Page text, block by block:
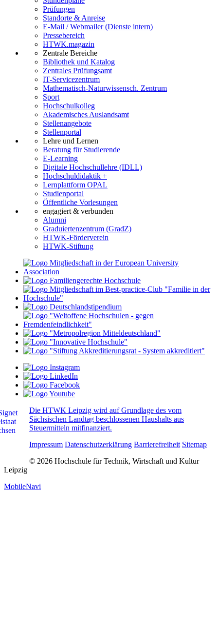
Prüfungen
Standorte & Anreise
E-Mail / Webmailer (Dienste intern)
Pressebereich
HTWK.magazin
Zentrale Bereiche
Bibliothek und Katalog
Zentrales Prüfungsamt
IT-Servicezentrum
Mathematisch-Naturwissensch. Zentrum
Sport
Hochschulkolleg
Akademisches Auslandsamt
Stellenangebote
Stellenportal
Lehre und Lernen
Beratung für Studierende
E-Learning
Digitale Hochschullehre (IDLL)
Hochschuldidaktik +
Lernplattform OPAL
Studienportal
Öffentliche Vorlesungen
engagiert & verbunden
Alumni
Graduiertenzentrum (GradZ)
HTWK-Förderverein
HTWK-Stiftung
Die HTWK Leipzig wird auf Grundlage des vom
Sächsischen Landtag beschlossenen Haushalts aus
Steuermitteln mitfinanziert.
Impressum Datenschutzerklärung Barrierefreiheit Sitemap
© 2026 Hochschule für Technik, Wirtschaft und Kultur
Leipzig
MobileNavi